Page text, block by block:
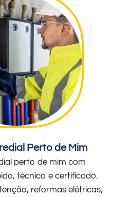
Perto de Mim
perto de mim com
técnico e certificado.
reformas elétricas,